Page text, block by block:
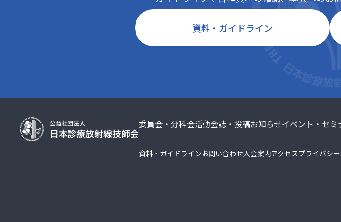
資料・ガイドライン
委員会・分科会活動会誌・投稿お知らせイベント・セミ
資料・ガイドラインお問い合わせ入会案内アクセスプライバシ